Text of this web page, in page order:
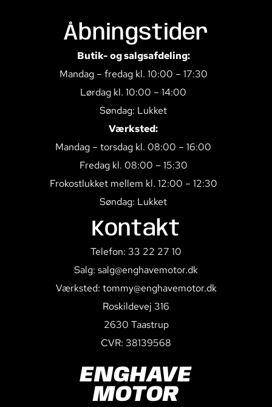
Åbningstider
Butik- og salgsafdeling:
Mandag – fredag kl. 10:00 – 17:30
Lørdag kl. 10:00 – 14:00
Søndag: Lukket
Værksted:
Mandag – torsdag kl. 08:00 – 16:00
Fredag kl. 08:00 – 15:30
Frokostlukket mellem kl. 12:00 – 12:30
Søndag: Lukket
Kontakt
Telefon: 33 22 27 10
Salg: salg@enghavemotor.dk
Værksted: tommy@enghavemotor.dk
Roskildevej 316
2630 Taastrup
CVR: 38139568
ENGHAVE
MOTOR